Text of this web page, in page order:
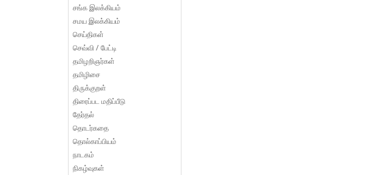
சங்க இலக்கியம்
சமய இலக்கியம்
செய்திகள்
செவ்வி / பேட்டி
தமிழறிஞர்கள்
தமிழிசை
திருக்குறள்
திரைப்பட மதிப்பீடு
தேர்தல்
தொடர்கதை
தொல்காப்பியம்
நாடகம்
நிகழ்வுகள்